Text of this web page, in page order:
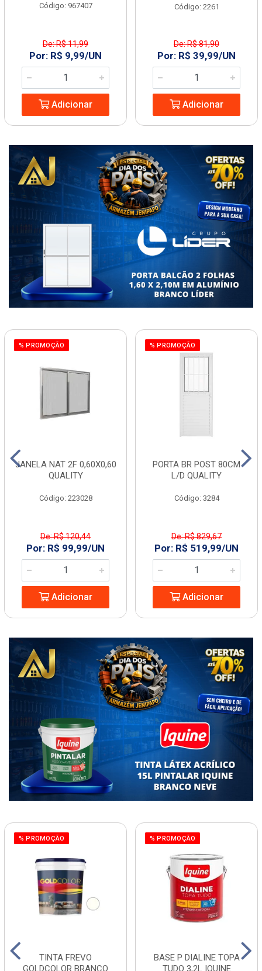
Código: 967407
De: R$ 11,99
Por: R$ 9,99/UN
Adicionar
Código: 2261
De: R$ 81,90
Por: R$ 39,99/UN
Adicionar
% PROMOÇÃO
JANELA NAT 2F 0,60X0,60
QUALITY
Código: 223028
De: R$ 120,44
Por: R$ 99,99/UN
Adicionar
% PROMOÇÃO
PORTA BR POST 80CM
L/D QUALITY
Código: 3284
De: R$ 829,67
Por: R$ 519,99/UN
Adicionar
% PROMOÇÃO
TINTA FREVO
GOLDCOLOR BRANCO
% PROMOÇÃO
BASE P DIALINE TOPA
TUDO 3,2L IQUINE